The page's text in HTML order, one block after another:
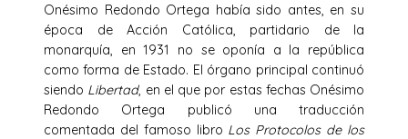
Onésimo Redondo Ortega había sido antes, en su
época de Acción Católica, partidario de la
monarquía, en 1931 no se oponía a la república
como forma de Estado. El órgano principal continuó
siendo Libertad, en el que por estas fechas Onésimo
Redondo Ortega publicó una traducción
comentada del famoso libro Los Protocolos de los